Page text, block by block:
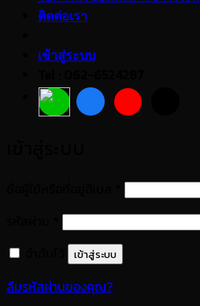
ติดต่อเรา
เข้าสู่ระบบ
ต้องการ
ต้องการ
เข้าสู่ระบบ
ลืมรหัสผ่านของคุณ?